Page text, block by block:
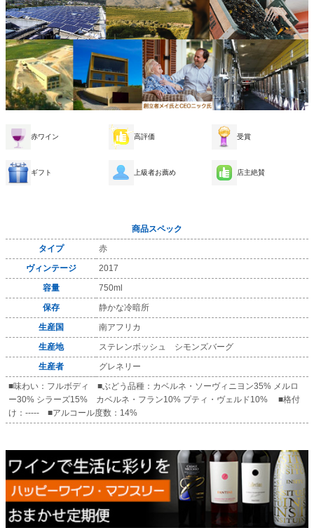
赤ワイン 高評価 受賞
ギフト 上級者お薦め 店主絶賛
商品スペック
タイプ
赤
ヴィンテージ
2017
容量
750ml
保存
静かな冷暗所
生産国
南アフリカ
生産地
ステレンボッシュ シモンズバーグ
生産者
グレネリー
■味わい：フルボディ ■ぶどう品種：カベルネ・ソーヴィニヨン35% メルロ
ー30% シラーズ15% カベルネ・フラン10% プティ・ヴェルド10% ■格付
け：----- ■アルコール度数：14%